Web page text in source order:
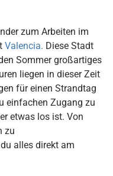
zum Arbeiten im
Valencia. Diese Stadt
Sommer großartiges
liegen in dieser Zeit
für einen Strandtag
einfachen Zugang zu
etwas los ist. Von
zu
alles direkt am